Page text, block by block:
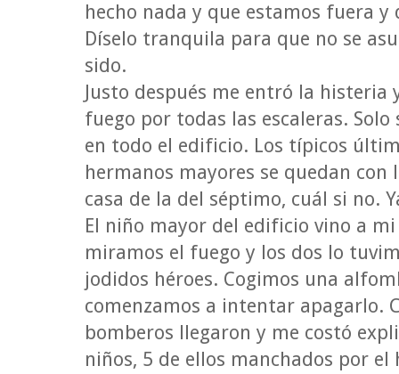
hecho nada y que estamos fuera y
Díselo tranquila para que no se
sido.
Justo después me entró la
fuego por todas las escaleras.
en todo el edificio. Los típicos
hermanos mayores se quedan con
casa de la del séptimo, cuál si no.
El niño mayor del edificio vino a
miramos el fuego y los dos lo
jodidos héroes. Cogimos una
comenzamos a intentar apagarlo.
bomberos llegaron y me costó
niños, 5 de ellos manchados por